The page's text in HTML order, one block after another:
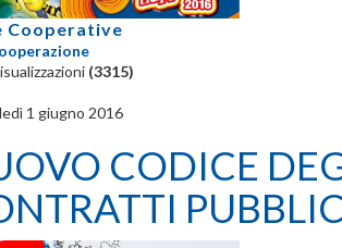
Cooperative
(3315)
1 giugno 2016
CODICE